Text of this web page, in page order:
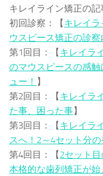
キレイライン矯正の
初回診察：【キレイ
ウスピース矯正の診察
第1回目：【キレイラ
のマウスピースの感
ュー！ 】
第2回目：【キレイラ
た事、困った事】
第3回目：【キレイラ
スへ！2～4セット分の
第4回目：【2セット
本格的な歯列矯正が始